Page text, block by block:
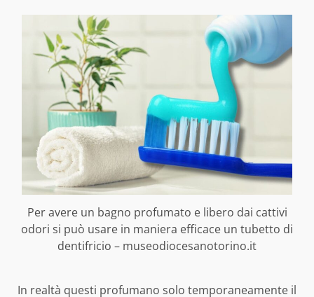
Per avere un bagno profumato e libero dai cattivi
odori si può usare in maniera efficace un tubetto di
dentifricio – museodiocesanotorino.it
In realtà questi profumano solo temporaneamente il